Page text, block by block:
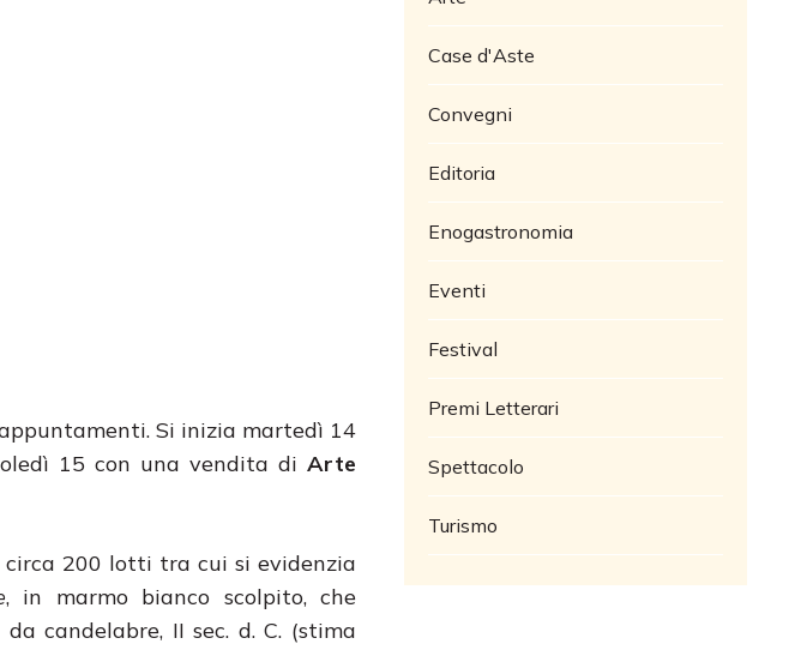
Si inizia martedì 14
15 con una vendita di Arte
200 lotti tra cui si evidenzia
, in marmo bianco scolpito, che
candelabre, II sec. d. C. (stima
Case d'Aste
Convegni
Editoria
Enogastronomia
Eventi
Festival
Premi Letterari
Spettacolo
Turismo